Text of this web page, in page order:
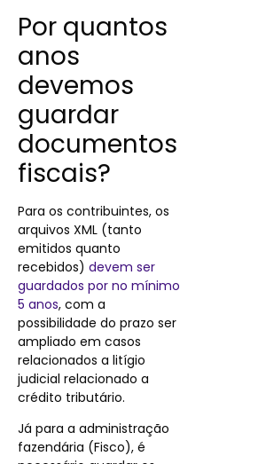
Por quantos
anos
devemos
guardar
documentos
fiscais?
Para os contribuintes, os
arquivos XML (tanto
emitidos quanto
recebidos) devem ser
guardados por no mínimo
5 anos, com a
possibilidade do prazo ser
ampliado em casos
relacionados a litígio
judicial relacionado a
crédito tributário.
Já para a administração
fazendária (Fisco), é